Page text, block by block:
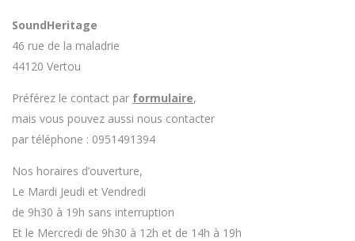
SoundHeritage
46 rue de la maladrie
44120 Vertou
Préférez le contact par formulaire,
mais vous pouvez aussi nous contacter
par téléphone : 0951491394
Nos horaires d’ouverture,
Le Mardi Jeudi et Vendredi
de 9h30 à 19h sans interruption
Et le Mercredi de 9h30 à 12h et de 14h à 19h